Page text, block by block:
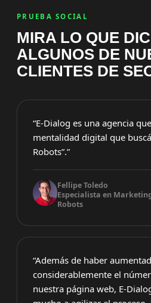
PRUEBA SOCIAL
MIRA LO QUE
ALGUNOS DE
CLIENTES DE
“E-Dialog es una agencia
mentalidad digital que
Robots”.”
Fellipe Toledo
Especialista en
Robots
“Además de haber
considerablemente el
nuestra página web, E-